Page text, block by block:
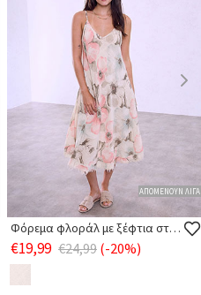
ΑΠΟΜΕΝΟΥΝ ΛΙΓΑ
Φόρεμα φλοράλ με ξέφτια στο τελείωμα
€19,99 €24,99 (-20%)